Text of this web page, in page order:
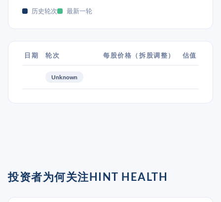
历史轮次 最新一轮
日期 轮次 每股价格（拆股调整） 估值
Unknown
投资者为何关注HINT HEALTH